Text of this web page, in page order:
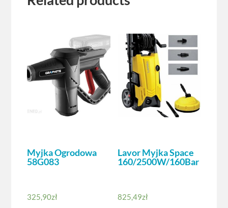
Myjka Ogrodowa
58G083
325,90zł
Lavor Myjka Space
160/2500W/160Bar
825,49zł